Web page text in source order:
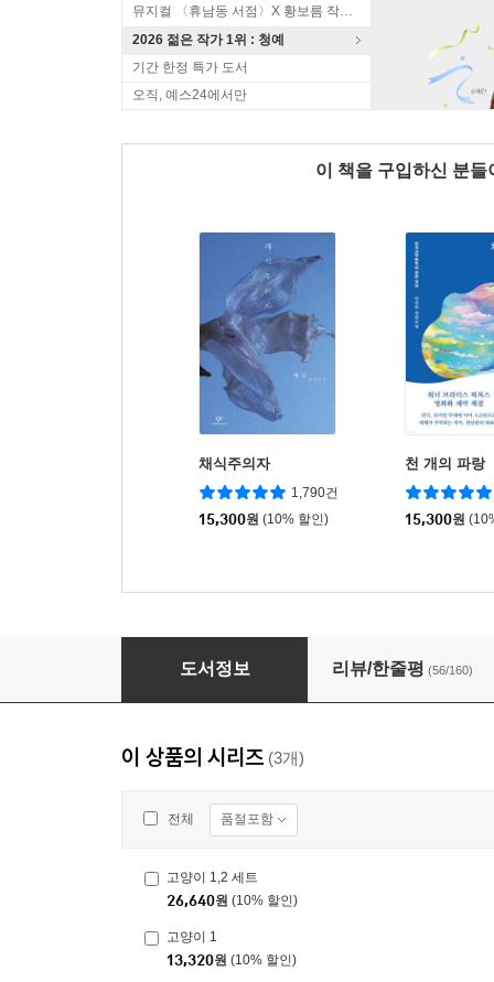
뮤지컬 〈휴남동 서점〉X 황보름 작가 북토크
2026 젊은 작가 1위 : 청예
기간 한정 특가 도서
오직, 예스24에서만
이 책을 구입하신 분
채식주의자
1,790건
15,300원 (10% 할인)
천 개의 파랑
15,300원
고양이 2
도서정보 리뷰/한줄평 (56/160)
이 상품의 시리즈 (3개)
전체 품절포함
고양이 1,2 세트
26,640원 (10% 할인)
고양이 1
13,320원 (10% 할인)